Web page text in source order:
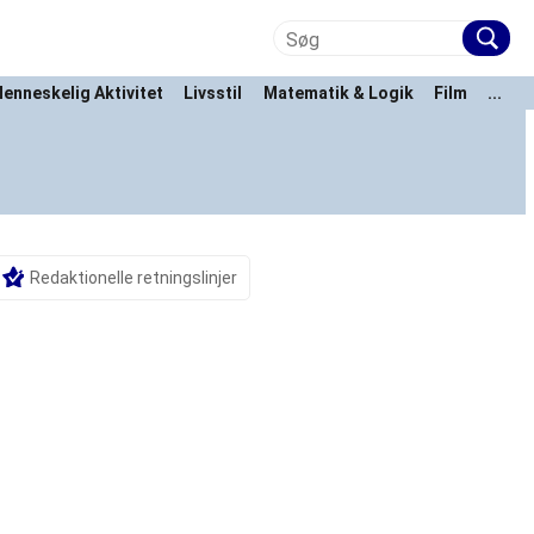
Aktivitet Livsstil Matematik & Logik Film ...
Redaktionelle retningslinjer